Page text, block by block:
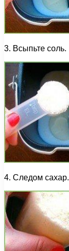
3. Всыпьте соль.
4. Следом сахар.